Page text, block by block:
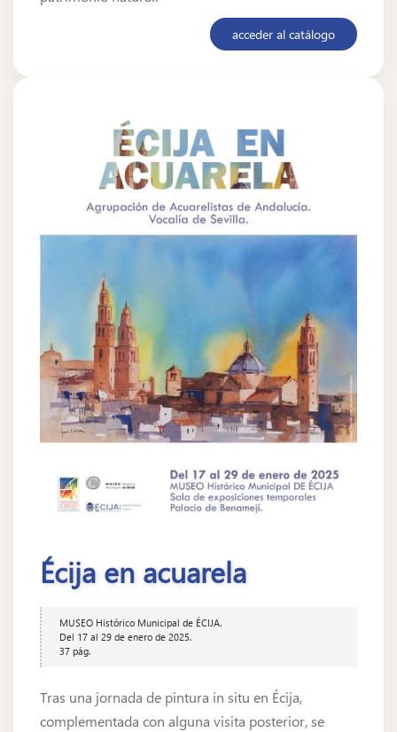
acceder al catálogo
Écija en acuarela
MUSEO Histórico Municipal de ÉCIJA.
Del 17 al 29 de enero de 2025.
37 pág.
Tras una jornada de pintura in situ en Écija,
complementada con alguna visita posterior, se